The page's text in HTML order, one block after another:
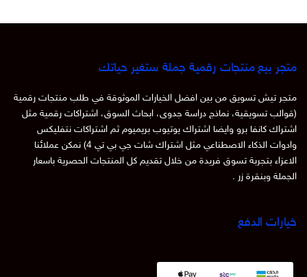
متجر بيع منتجات رقمية جملة ستغير حياتك
متجر تيش تسويق من بين افضل الخيارات الموثوقة في طلب منتجات رقمية
(قوالب تسويقية، نماذج دراسة جدوى، ابحاث السوق، اشتراكات رقمية مثل
اشتراك كانفا برو وايضا اشتراك يوتيوب بريميوم ثم اشتراكات نتفليكس
وادوات الذكاء الاصطناعي مثل اشتراك شات جي بي تي 4) نمكن عملائنا
الاعزاء بتجربة تسوق فريدة من خلال تقديم كل المنتجات الحصرية باسعار
الجملة وبنقرة زر .
خيارات الدفع